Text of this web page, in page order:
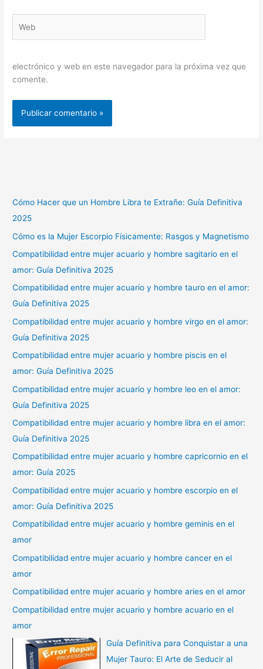
electrónico y web en este navegador para la próxima vez que
comente.
Cómo Hacer que un Hombre Libra te Extrañe: Guía Definitiva
2025
Cómo es la Mujer Escorpio Físicamente: Rasgos y Magnetismo
Compatibilidad entre mujer acuario y hombre sagitario en el
amor: Guía Definitiva 2025
Compatibilidad entre mujer acuario y hombre tauro en el amor:
Guía Definitiva 2025
Compatibilidad entre mujer acuario y hombre virgo en el amor:
Guía Definitiva 2025
Compatibilidad entre mujer acuario y hombre piscis en el
amor: Guía Definitiva 2025
Compatibilidad entre mujer acuario y hombre leo en el amor:
Guía Definitiva 2025
Compatibilidad entre mujer acuario y hombre libra en el amor:
Guía Definitiva 2025
Compatibilidad entre mujer acuario y hombre capricornio en el
amor: Guía 2025
Compatibilidad entre mujer acuario y hombre escorpio en el
amor: Guía Definitiva 2025
Compatibilidad entre mujer acuario y hombre geminis en el
amor
Compatibilidad entre mujer acuario y hombre cancer en el
amor
Compatibilidad entre mujer acuario y hombre aries en el amor
Compatibilidad entre mujer acuario y hombre acuario en el
amor
Guía Definitiva para Conquistar a una
Mujer Tauro: El Arte de Seducir al